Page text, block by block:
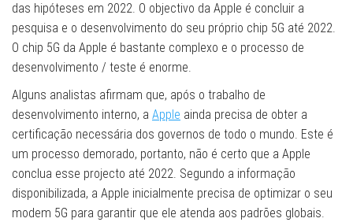
das hipóteses em 2022. O objectivo da Apple é concluir a
pesquisa e o desenvolvimento do seu próprio chip 5G até 2022.
O chip 5G da Apple é bastante complexo e o processo de
desenvolvimento / teste é enorme.
Alguns analistas afirmam que, após o trabalho de
desenvolvimento interno, a Apple ainda precisa de obter a
certificação necessária dos governos de todo o mundo. Este é
um processo demorado, portanto, não é certo que a Apple
conclua esse projecto até 2022. Segundo a informação
disponibilizada, a Apple inicialmente precisa de optimizar o seu
modem 5G para garantir que ele atenda aos padrões globais.